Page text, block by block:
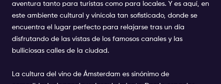
aventura tanto para turistas como para locales. Y es aquí, en
este ambiente cultural y vinícola tan sofisticado, donde se
encuentra el lugar perfecto para relajarse tras un día
disfrutando de las vistas de los famosos canales y las
bulliciosas calles de la ciudad.
La cultura del vino de Ámsterdam es sinónimo de